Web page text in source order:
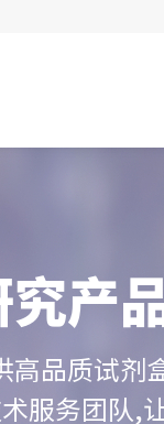
究产
高品质试
服务团队,